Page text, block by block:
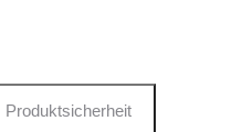
Produktsicherheit